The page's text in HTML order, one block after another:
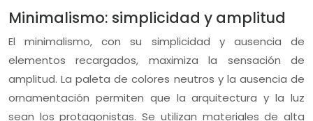
Minimalismo: simplicidad y amplitud
El minimalismo, con su simplicidad y ausencia de
elementos recargados, maximiza la sensación de
amplitud. La paleta de colores neutros y la ausencia de
ornamentación permiten que la arquitectura y la luz
sean los protagonistas. Se utilizan materiales de alta